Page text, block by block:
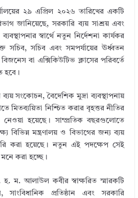
২৯ এপ্রিল ২০২৬ তারিখের একটি
জানিয়েছে, সরকারি ব্যয় সাশ্রয় এবং
স্বার্থে নতুন নির্দেশনা কার্যকর
সচিব, সচিব এবং সমপর্যায়ের ঊর্ধ্বতন
বা এক্সিকিউটিভ ক্লাসের পরিবর্তে
হবে।
সংকোচন, বৈদেশিক মুদ্রা ব্যবস্থাপনায়
মিতব্যয়িতা নিশ্চিত করার বৃহত্তর নীতির
নেওয়া হয়েছে। সাম্প্রতিক বছরগুলোতে
বিভিন্ন মন্ত্রণালয় ও বিভাগের জন্য ব্যয়
করা হয়েছে। নতুন এই পদক্ষেপ সেই
করা হচ্ছে।
ম. আলাউল কবীর স্বাক্ষরিত স্মারকটি
সাংবিধানিক প্রতিষ্ঠান এবং সরকারি